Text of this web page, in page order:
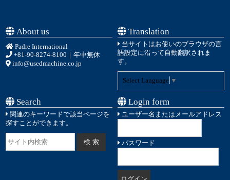
About us
Padre International
+81-90-8274-8100 ｜年中無休
info@usedmachine.co.jp
Translation
当サイトはお使いのブラウザの言
語設定に沿って自動翻訳されま
す。
Select Language ▼
Search
関連のキーワードで該当ページを
探すことができます。
Login form
ユーザー名またはメールアドレス
パスワード